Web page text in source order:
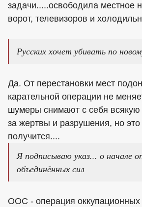
задачи.....освободила местное
ворот, телевизоров и
Русских хочет убивать по
Да. От перестановки мест
карательной операции не
шумеры снимают с себя всякую
за жертвы и разрушения, но это
получится....
Я подписываю указ... о начале
объединённых сил
ООС - операция оккупационных